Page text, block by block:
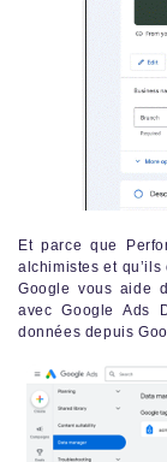
Et parce que
alchimistes et
Google vous aide
avec Google Ads
données depuis